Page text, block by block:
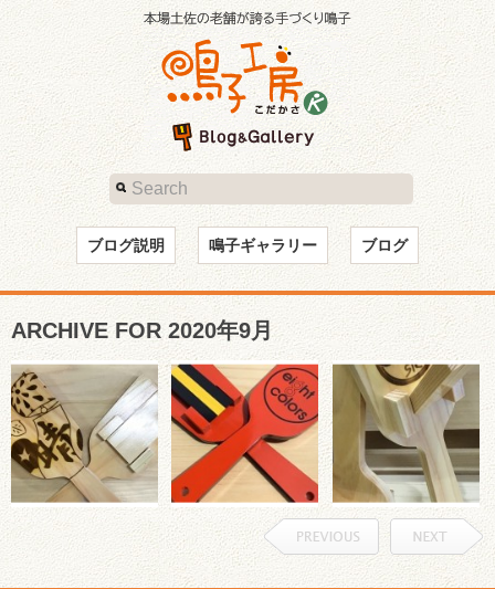
ブログ説明 鳴子ギャラリー ブログ
ARCHIVE FOR 2020年9月